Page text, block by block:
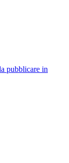
pubblicare in